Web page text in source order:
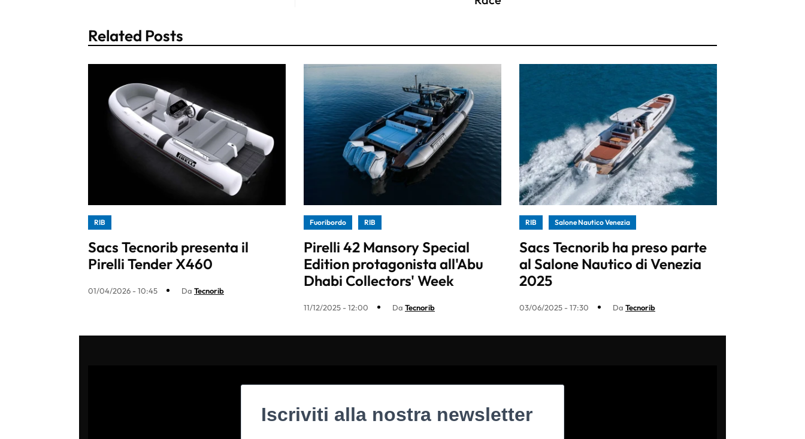
Related Posts
RIB
Sacs Tecnorib presenta il
Pirelli Tender X460
01/04/2026 - 10:45 Da Tecnorib
Fuoribordo RIB
Pirelli 42 Mansory Special
Edition protagonista all'Abu
Dhabi Collectors' Week
11/12/2025 - 12:00 Da Tecnorib
RIB Salone Nautico Venezia
Sacs Tecnorib ha preso parte
al Salone Nautico di Venezia
2025
03/06/2025 - 17:30 Da Tecnorib
Iscriviti alla nostra newsletter